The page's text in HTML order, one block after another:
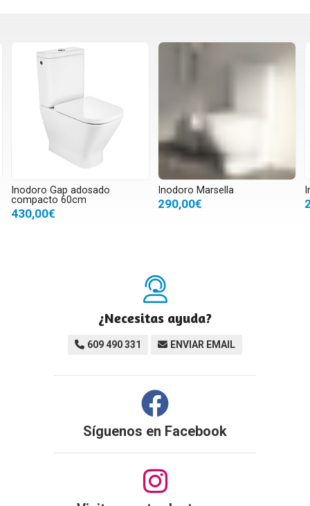
Inodoro Gap adosado
compacto 60cm
430,00€
Inodoro Marsella
290,00€
¿Necesitas ayuda?
609 490 331 ENVIAR EMAIL
Síguenos en Facebook